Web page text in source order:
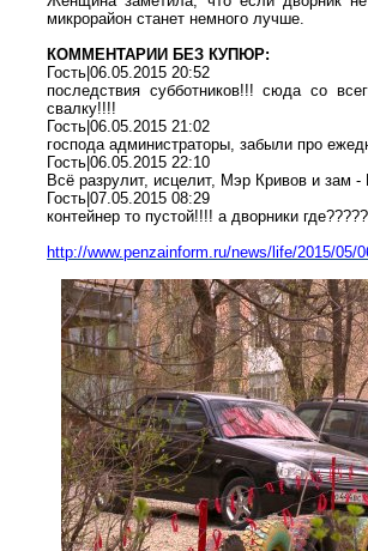
микрорайон станет немного лучше.
КОММЕНТАРИИ БЕЗ КУПЮР:
Гость|06.05.2015 20:52
последствия субботников!!! сюда со
свалку!!!!
Гость|06.05.2015 21:02
господа администраторы, забыли про
Гость|06.05.2015 22:10
Всё разрулит, исцелит, Мэр Кривов и зам -
Гость|07.05.2015 08:29
контейнер то пустой!!!! а дворники где?????
http://www.penzainform.ru/news/life/2015/